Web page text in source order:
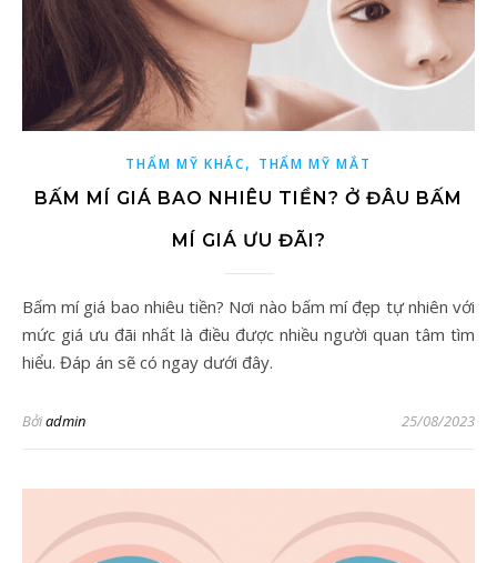
THẨM MỸ KHÁC, THẨM MỸ MẮT
BẤM MÍ GIÁ BAO NHIÊU TIỀN? Ở ĐÂU BẤM
MÍ GIÁ ƯU ĐÃI?
Bấm mí giá bao nhiêu tiền? Nơi nào bấm mí đẹp tự nhiên với
mức giá ưu đãi nhất là điều được nhiều người quan tâm tìm
hiểu. Đáp án sẽ có ngay dưới đây.
Bởiadmin 25/08/2023